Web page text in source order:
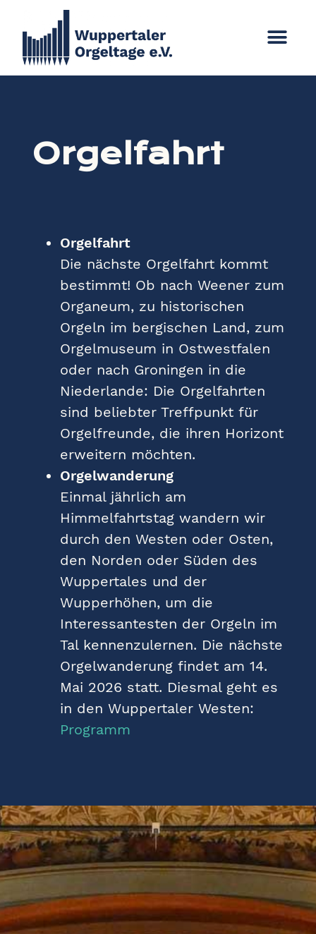
Orgelfahrt
Orgelfahrt
Die nächste Orgelfahrt kommt
bestimmt! Ob nach Weener zum
Organeum, zu historischen
Orgeln im bergischen Land, zum
Orgelmuseum in Ostwestfalen
oder nach Groningen in die
Niederlande: Die Orgelfahrten
sind beliebter Treffpunkt für
Orgelfreunde, die ihren Horizont
erweitern möchten.
Orgelwanderung
Einmal jährlich am
Himmelfahrtstag wandern wir
durch den Westen oder Osten,
den Norden oder Süden des
Wuppertales und der
Wupperhöhen, um die
Interessantesten der Orgeln im
Tal kennenzulernen. Die nächste
Orgelwanderung findet am 14.
Mai 2026 statt. Diesmal geht es
in den Wuppertaler Westen:
Programm